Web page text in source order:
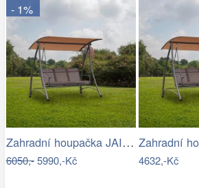
- 1%
Zahradní houpačka JAIRA Tempo Kondela
6050,-5990,-Kč 4632,-Kč